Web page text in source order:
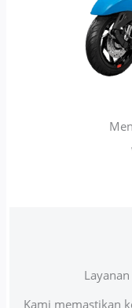
Kami memastikan